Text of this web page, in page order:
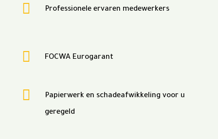
 Professionele ervaren medewerkers
 FOCWA Eurogarant

Papierwerk en schadeafwikkeling voor u
geregeld